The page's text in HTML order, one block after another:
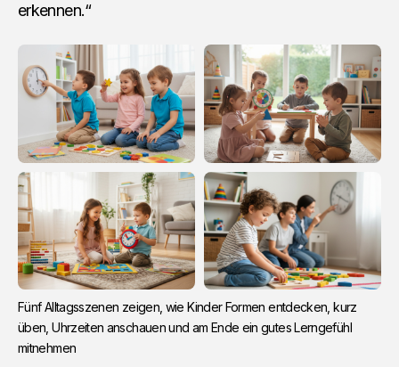
erkennen.“
Fünf Alltagsszenen zeigen, wie Kinder Formen entdecken, kurz
üben, Uhrzeiten anschauen und am Ende ein gutes Lerngefühl
mitnehmen